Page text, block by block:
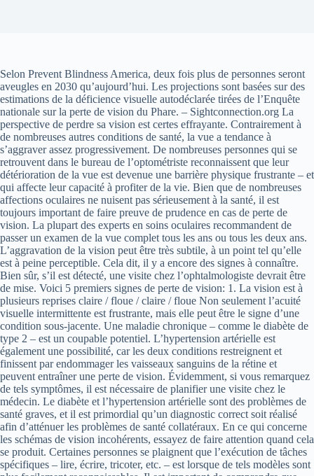
Selon Prevent Blindness America, deux fois plus de personnes seront
aveugles en 2030 qu’aujourd’hui. Les projections sont basées sur des
estimations de la déficience visuelle autodéclarée tirées de l’Enquête
nationale sur la perte de vision du Phare. – Sightconnection.org La
perspective de perdre sa vision est certes effrayante. Contrairement à
de nombreuses autres conditions de santé, la vue a tendance à
s’aggraver assez progressivement. De nombreuses personnes qui se
retrouvent dans le bureau de l’optométriste reconnaissent que leur
détérioration de la vue est devenue une barrière physique frustrante – et
qui affecte leur capacité à profiter de la vie. Bien que de nombreuses
affections oculaires ne nuisent pas sérieusement à la santé, il est
toujours important de faire preuve de prudence en cas de perte de
vision. La plupart des experts en soins oculaires recommandent de
passer un examen de la vue complet tous les ans ou tous les deux ans.
L’aggravation de la vision peut être très subtile, à un point tel qu’elle
est à peine perceptible. Cela dit, il y a encore des signes à connaître.
Bien sûr, s’il est détecté, une visite chez l’ophtalmologiste devrait être
de mise. Voici 5 premiers signes de perte de vision: 1. La vision est à
plusieurs reprises claire / floue / claire / floue Non seulement l’acuité
visuelle intermittente est frustrante, mais elle peut être le signe d’une
condition sous-jacente. Une maladie chronique – comme le diabète de
type 2 – est un coupable potentiel. L’hypertension artérielle est
également une possibilité, car les deux conditions restreignent et
finissent par endommager les vaisseaux sanguins de la rétine et
peuvent entraîner une perte de vision. Évidemment, si vous remarquez
de tels symptômes, il est nécessaire de planifier une visite chez le
médecin. Le diabète et l’hypertension artérielle sont des problèmes de
santé graves, et il est primordial qu’un diagnostic correct soit réalisé
afin d’atténuer les problèmes de santé collatéraux. En ce qui concerne
les schémas de vision incohérents, essayez de faire attention quand cela
se produit. Certaines personnes se plaignent que l’exécution de tâches
spécifiques – lire, écrire, tricoter, etc. – est lorsque de tels modèles sont